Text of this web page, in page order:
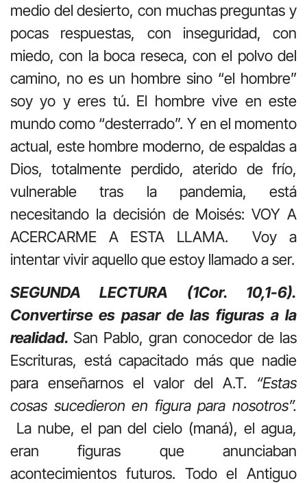
medio del desierto, con muchas preguntas y
pocas respuestas, con inseguridad, con
miedo, con la boca reseca, con el polvo del
camino, no es un hombre sino “el hombre”
soy yo y eres tú. El hombre vive en este
mundo como “desterrado”. Y en el momento
actual, este hombre moderno, de espaldas a
Dios, totalmente perdido, aterido de frío,
vulnerable tras la pandemia, está
necesitando la decisión de Moisés: VOY A
ACERCARME A ESTA LLAMA. Voy a
intentar vivir aquello que estoy llamado a ser.
SEGUNDA LECTURA (1Cor. 10,1-6).
Convertirse es pasar de las figuras a la
realidad. San Pablo, gran conocedor de las
Escrituras, está capacitado más que nadie
para enseñarnos el valor del A.T. “Estas
cosas sucedieron en figura para nosotros”.
La nube, el pan del cielo (maná), el agua,
eran figuras que anunciaban
acontecimientos futuros. Todo el Antiguo